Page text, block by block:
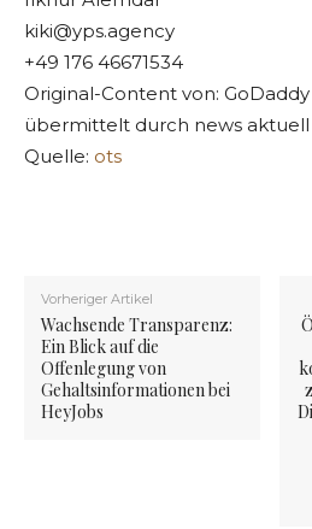
kiki@yps.agency
+49 176 46671534
Original-Content von:
übermittelt durch news aktuell
Quelle: ots
Vorheriger Artikel
Wachsende Transparenz:
Ein Blick auf die
Offenlegung von
Gehaltsinformationen bei
HeyJobs